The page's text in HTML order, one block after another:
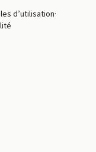
d’utilisation·